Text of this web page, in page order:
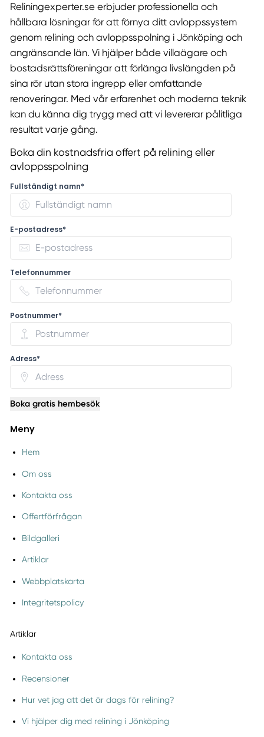
Reliningexperter.se erbjuder professionella och
hållbara lösningar för att förnya ditt avloppssystem
genom relining och avloppsspolning i Jönköping och
angränsande län. Vi hjälper både villaägare och
bostadsrättsföreningar att förlänga livslängden på
sina rör utan stora ingrepp eller omfattande
renoveringar. Med vår erfarenhet och moderna teknik
kan du känna dig trygg med att vi levererar pålitliga
resultat varje gång.
Boka din kostnadsfria offert på relining eller
avloppsspolning
Fullständigt namn*
E-postadress*
Telefonnummer
Postnummer*
Adress*
Boka gratis hembesök
Meny
Hem
Om oss
Kontakta oss
Offertförfrågan
Bildgalleri
Artiklar
Webbplatskarta
Integritetspolicy
Artiklar
Kontakta oss
Recensioner
Hur vet jag att det är dags för relining?
Vi hjälper dig med relining i Jönköping